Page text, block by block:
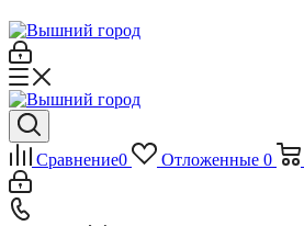
Сравнение0 Отложенные 0